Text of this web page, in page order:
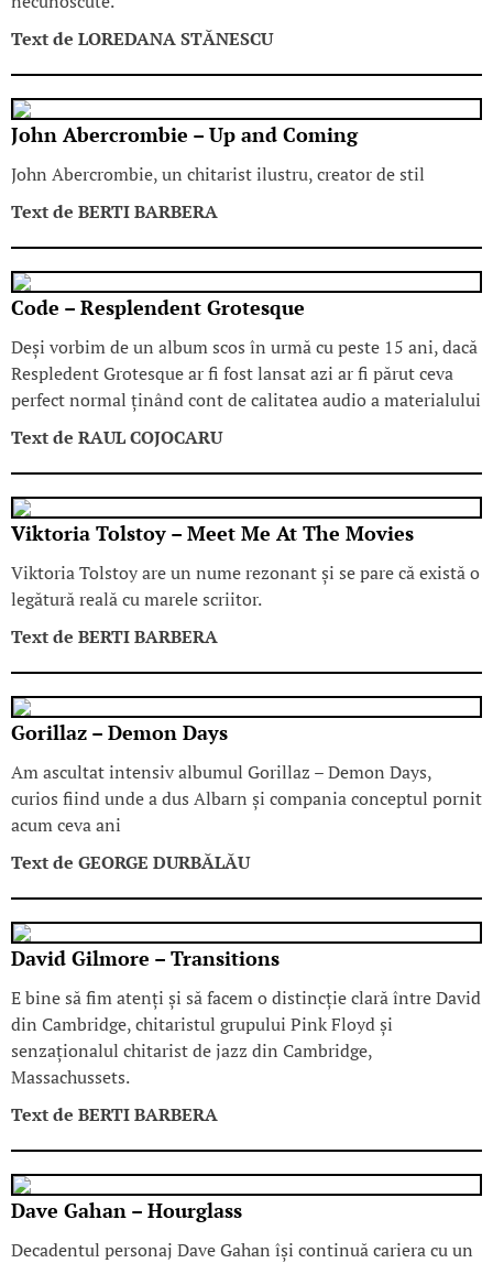
Text de LOREDANA STĂNESCU
John Abercrombie – Up and Coming
John Abercrombie, un chitarist ilustru, creator de stil
Text de BERTI BARBERA
Code – Resplendent Grotesque
Deși vorbim de un album scos în urmă cu peste 15 ani, dacă
Respledent Grotesque ar fi fost lansat azi ar fi părut ceva
perfect normal ținând cont de calitatea audio a materialului
Text de RAUL COJOCARU
Viktoria Tolstoy – Meet Me At The Movies
Viktoria Tolstoy are un nume rezonant și se pare că există o
legătură reală cu marele scriitor.
Text de BERTI BARBERA
Gorillaz – Demon Days
Am ascultat intensiv albumul Gorillaz – Demon Days,
curios fiind unde a dus Albarn și compania conceptul pornit
acum ceva ani
Text de GEORGE DURBĂLĂU
David Gilmore – Transitions
E bine să fim atenți și să facem o distincție clară între David
din Cambridge, chitaristul grupului Pink Floyd și
senzaționalul chitarist de jazz din Cambridge,
Massachussets.
Text de BERTI BARBERA
Dave Gahan – Hourglass
Decadentul personaj Dave Gahan își continuă cariera cu un